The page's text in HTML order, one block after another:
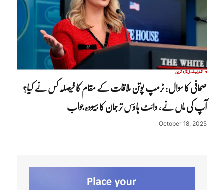
انٹرنیشنلتازہ ترین
صحافی کا سوال: ٹرمپ پوتن ملاقات کے مقام کا فیصلہ کس نے کیا؟
آپ کی ماں نے، وائٹ ہاؤس ترجمان کا بیہودہ جواب
October 18, 2025